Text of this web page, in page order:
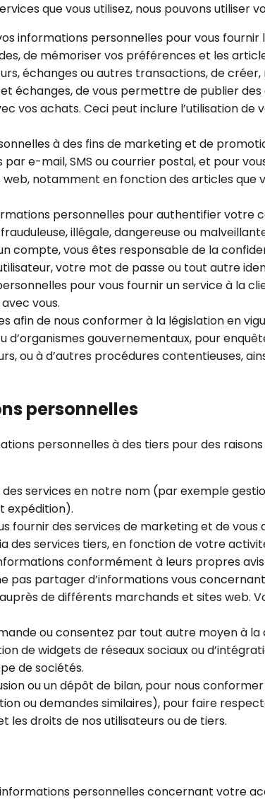
que vous utilisez, nous pouvons utiliser
informations personnelles pour vous
de mémoriser vos préférences et les
échanges ou autres transactions, de
échanges, de vous permettre de publier
vos achats. Ceci peut inclure l’utilisation
à des fins de marketing et de
e-mail, SMS ou courrier postal, et pour
web, notamment en fonction des articles
personnelles pour authentifier
illégale, dangereuse ou
compte, vous êtes responsable de la
votre mot de passe ou tout autre
pour vous fournir un service à la
vous.
afin de nous conformer à la législation en
gouvernementaux, pour
ou à d’autres procédures contentieuses,
personnelles
personnelles à des tiers pour des
services en notre nom (par exemple
expédition).
des services de marketing et de vous
des services tiers, en fonction de votre
conformément à leurs propres
pas partager d’informations vous
de différents marchands et sites web.
ou consentez par tout autre moyen à
de widgets de réseaux sociaux ou
de sociétés.
ou un dépôt de bilan, pour nous
ou demandes similaires), pour faire
les droits de nos utilisateurs ou de tiers.
personnelles concernant votre